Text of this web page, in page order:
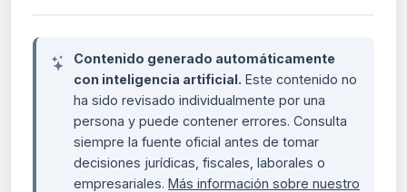
Contenido generado automáticamente
con inteligencia artificial. Este contenido no
ha sido revisado individualmente por una
persona y puede contener errores. Consulta
siempre la fuente oficial antes de tomar
decisiones jurídicas, fiscales, laborales o
empresariales. Más información sobre nuestro